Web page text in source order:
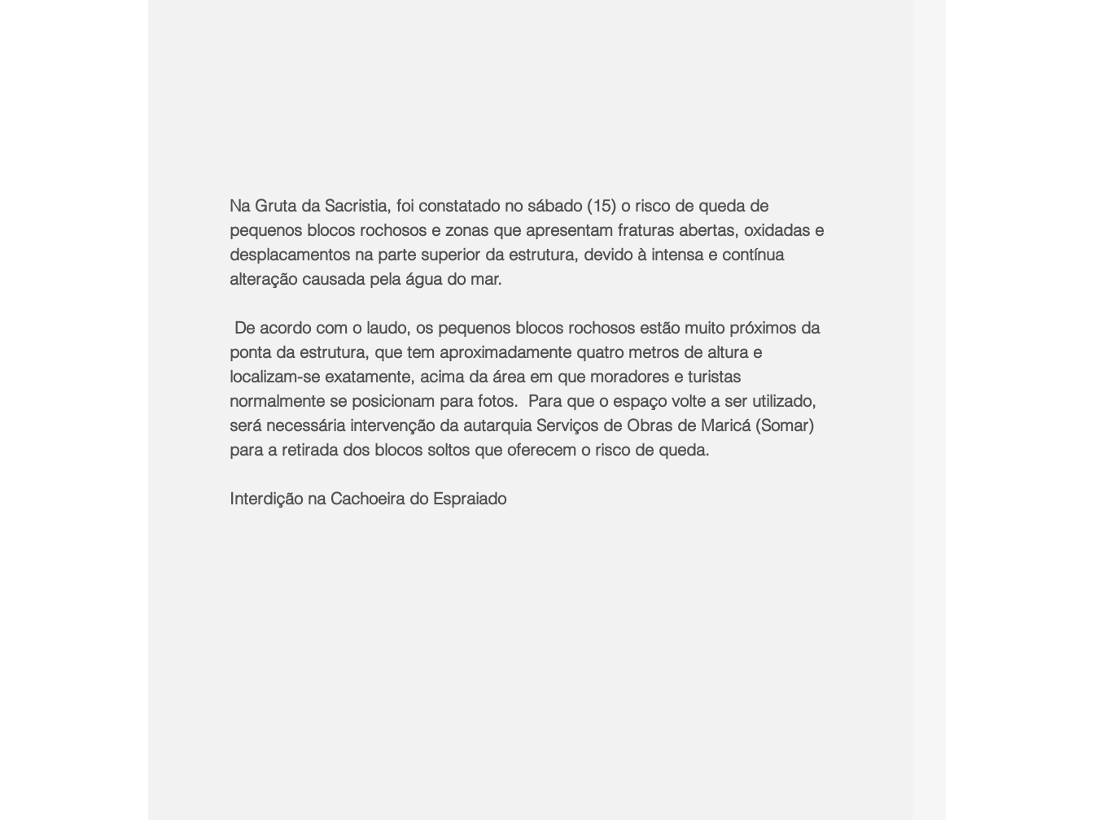
Na Gruta da Sacristia, foi constatado no sábado (15) o risco de queda de
pequenos blocos rochosos e zonas que apresentam fraturas abertas, oxidadas e
desplacamentos na parte superior da estrutura, devido à intensa e contínua
alteração causada pela água do mar.
ponta da estrutura, que tem aproximadamente quatro metros de altura e
localizam-se exatamente, acima da área em que moradores e turistas
normalmente se posicionam para fotos.  Para que o espaço volte a ser utilizado,
será necessária intervenção da autarquia Serviços de Obras de Maricá (Somar)
para a retirada dos blocos soltos que oferecem o risco de queda.
Interdição na Cachoeira do Espraiado